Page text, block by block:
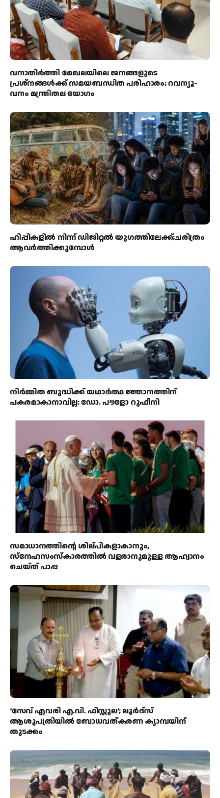
വനാതിർത്തി മേഖലയിലെ ജനങ്ങളുടെ
പ്രശ്നങ്ങൾക്ക് സമയബന്ധിത പരിഹാരം; റവന്യൂ-
വനം മന്ത്രിതല യോഗം
ഹിപ്പികളില്‍ നിന്ന് ഡിജിറ്റല്‍ യുഗത്തിലേക്ക്;ചരിത്രം
ആവര്‍ത്തിക്കുമ്പോള്‍
നിർമ്മിത ബുദ്ധിക്ക് യഥാർത്ഥ ജ്ഞാനത്തിന്
പകരമാകാനാവില്ല: ഡോ. പൗളോ റുഫീനി
സമാധാനത്തിന്റെ ശില്പികളാകാനും,
സ്നേഹസംസ്കാരത്തിൽ വളരാനുമുള്ള ആഹ്വാനം
ചെയ്ത് പാപ്പ
‘സേവ് എവരി എ.വി. ഫിസ്റ്റുല’; ലൂർദ്‌സ്
ആശുപത്രിയിൽ ബോധവത്കരണ ക്യാമ്പയിന്
തുടക്കം